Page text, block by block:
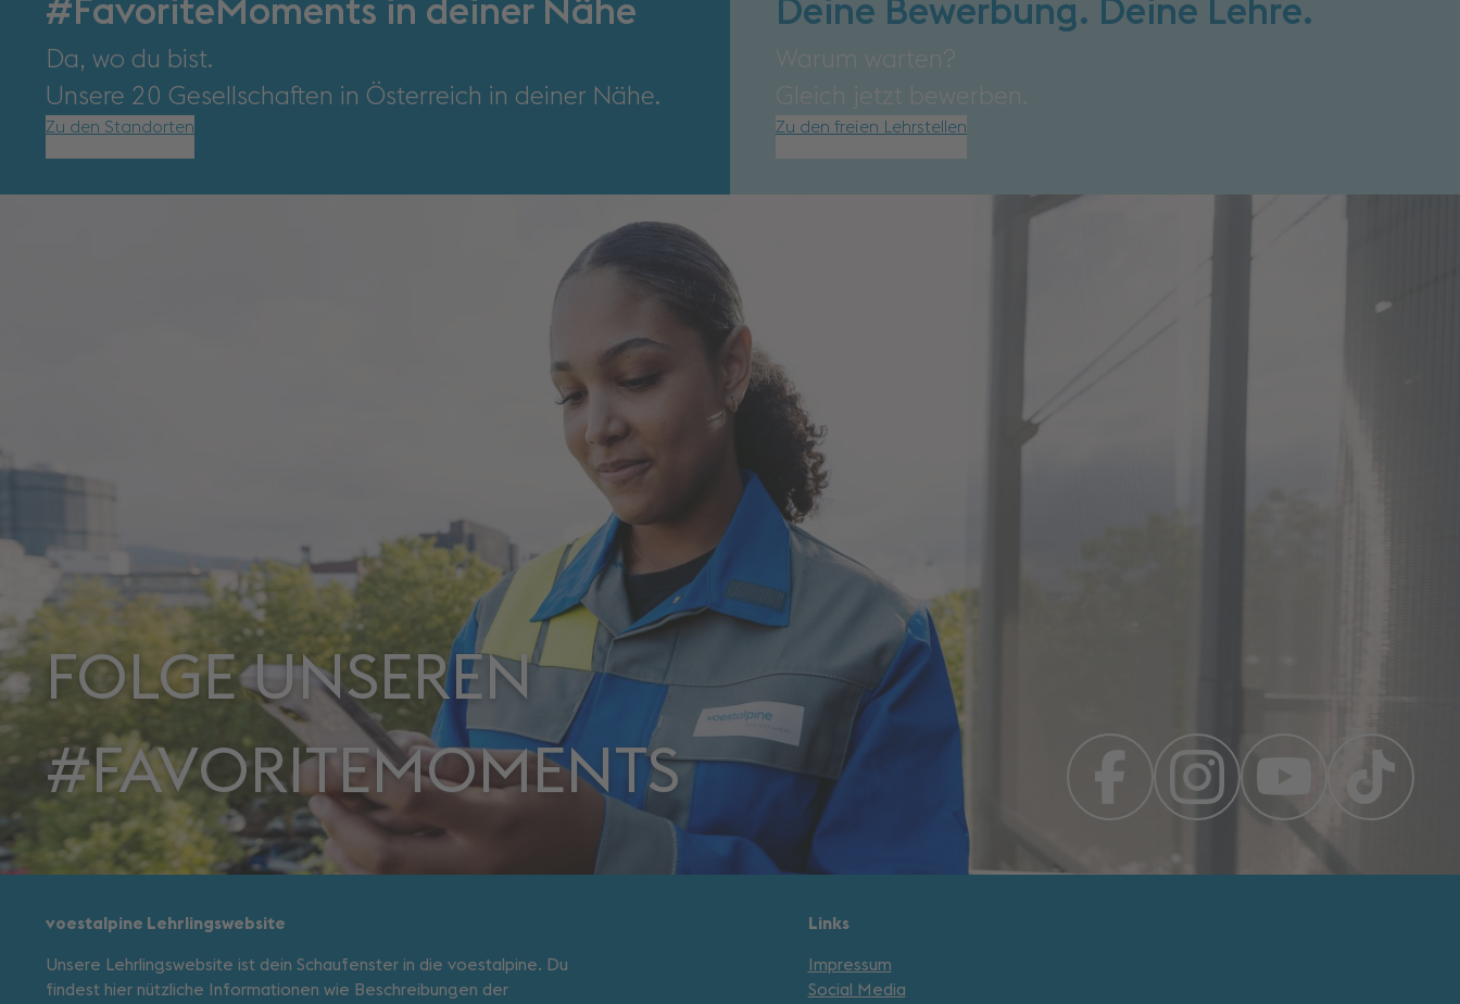
#FavoriteMoments in deiner Nähe
Da, wo du bist.
Unsere 20 Gesellschaften in Österreich in deiner Nähe.
Zu den Standorten
Deine Bewerbung. Deine Lehre.
Warum warten?
Gleich jetzt bewerben.
Zu den freien Lehrstellen
FOLGE UNSEREN
#FAVORITEMOMENTS
voestalpine Lehrlingswebsite
Unsere Lehrlingswebsite ist dein Schaufenster in die voestalpine. Du
findest hier nützliche Informationen wie Beschreibungen der
Links
Impressum
Social Media